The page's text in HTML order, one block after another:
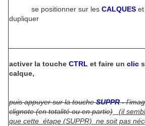
se positionner sur les CALQUES et
dupliquer
activer la touche CTRL et faire un clic
calque,
puis appuyer sur la toucheSUPPR -
clignote (en totalité ou en partie) (il
que cette étape (SUPPR) ne soit pas